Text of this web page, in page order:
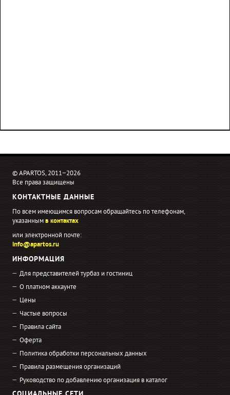
© APARTOS, 2011−2026
Все права защищены
КОНТАКТНЫЕ ДАННЫЕ
По всем имеющимся вопросам обращайтесь по телефонам,
указаннымв контактах
или электронной почте:
info@apartos.ru
ИНФОРМАЦИЯ
Для представителей турбаз и гостиниц
О платном аккаунте
Цены
Частые вопросы
Правила сайта
Оферта
Политика обработки персональных данных
Правила размещения организаций
Руководство по добавлению организация в каталог